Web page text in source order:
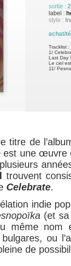
sortie :
label :
style :
achat/
Tracklist :
1/
Last Day
Le ciel
11/
titre de
est une œuvre
trouvent
Celebrate.
indie
(et
même nom
ou
de